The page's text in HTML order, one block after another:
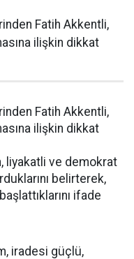
Fatih Akkentli,
ilişkin dikkat
Fatih Akkentli,
ilişkin dikkat
liyakatli ve demokrat
belirterek,
ifade
iradesi güçlü,